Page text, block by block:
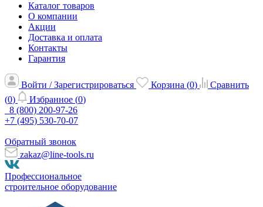
Каталог товаров
О компании
Акции
Доставка и оплата
Контакты
Гарантия
Войти / Зарегистрироваться Корзина (0)
Сравнить
(0) Избранное (0)
8 (800) 200-97-26
+7 (495) 530-70-07
Обратный звонок
zakaz@line-tools.ru
Профессиональное
строительное оборудование